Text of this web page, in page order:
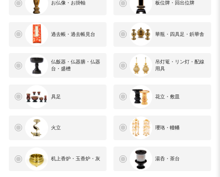
お仏像・お掛軸 板位牌・回出位牌
過去帳・過去帳見台 華瓶・四具足・鋲華舎
仏飯器・仏器膳・仏器
台・盛槽
吊灯篭・リン灯・配線
用具
具足 花立・敷皿
火立 瓔珞・幢幡
机上香炉・玉香炉・灰 湯呑・茶台